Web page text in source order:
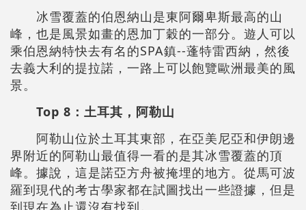
冰雪覆蓋的伯恩納山是東阿爾卑斯最高的山
峰，也是風景如畫的恩加丁穀的一部分。遊人可以
乘伯恩納特快去有名的SPA鎮--蓬特雷西納，然後
去義大利的提拉諾，一路上可以飽覽歐洲最美的風
景。
Top 8 ：土耳其，阿勒山
阿勒山位於土耳其東部，在亞美尼亞和伊朗邊
界附近的阿勒山最值得一看的是其冰雪覆蓋的頂
峰。據說，這是諾亞方舟被掩埋的地方。從馬可波
羅到現代的考古學家都在試圖找出一些證據，但是